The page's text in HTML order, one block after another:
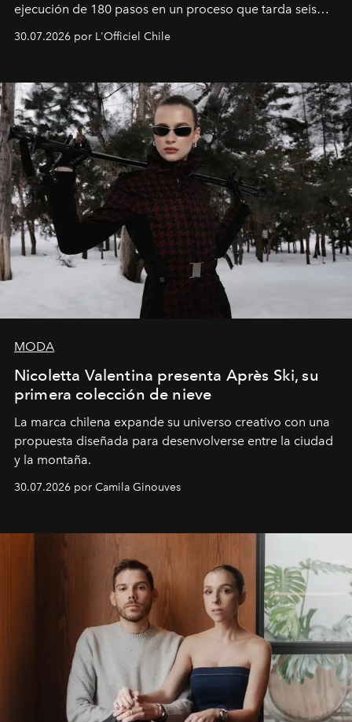
ejecución de 180 pasos en un proceso que tarda seis
que se enseña solamente en la escuela de formación de
30.07.2026 por L'Officiel Chile
MODA
Nicoletta Valentina presenta Après Ski, su
primera colección de nieve
La marca chilena expande su universo creativo con una
propuesta diseñada para desenvolverse entre la ciudad
y la montaña.
30.07.2026 por Camila Ginouves